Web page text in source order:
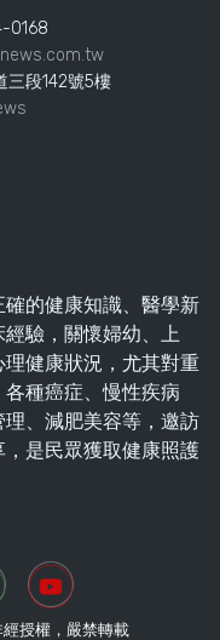
0168
三段142號5樓
的健康知識、醫學新
驗，關懷婦幼、上
健康狀況，尤其對重
種癌症、慢性疾病
、減肥美容等，邀訪
是民眾獲取健康照護
授權，嚴禁轉載